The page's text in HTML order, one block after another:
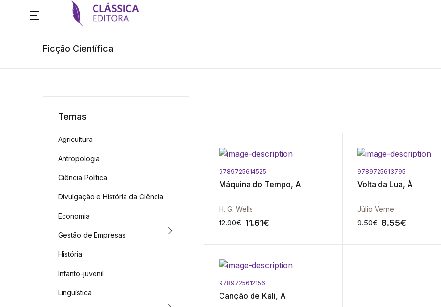
Ficção Científica
9789725614525
Máquina do Tempo, A
H. G. Wells
12.90€ 11.61€
9789725613795
Volta da Lua, À
Júlio Verne
9.50€ 8.55€
9789725612156
Canção de Kali, A
Temas
Agricultura
Antropologia
Ciência Política
Divulgação e História da Ciência
Economia
Gestão de Empresas
História
Infanto-juvenil
Linguística